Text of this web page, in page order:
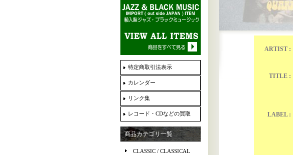
特定商取引法表示
カレンダー
リンク集
レコード・CDなどの買取
商品カテゴリ一覧
CLASSIC / CLASSICAL
ARTIST :
TITLE :
LABEL :